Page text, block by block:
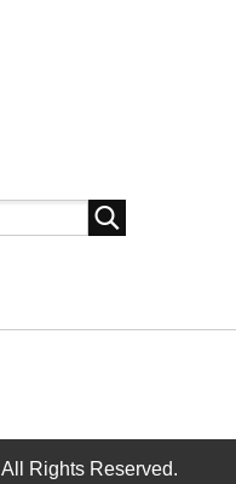
All Rights Reserved.